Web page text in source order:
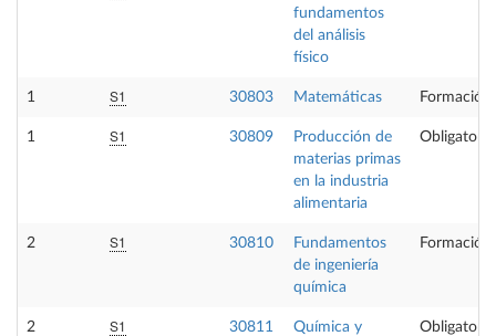
fundamentos
del análisis
físico
1 S1 30803 Matemáticas Formación
1 S1 30809
Producción de
materias primas
en la industria
alimentaria
Obligatoria
2 S1 30810
Fundamentos
de ingeniería
química
Formación
2 S1 30811
Química y
Obligatoria